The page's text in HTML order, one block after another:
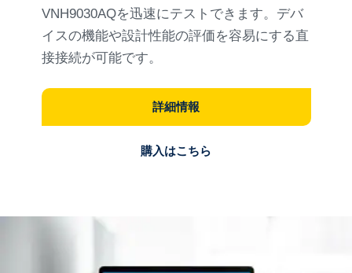
VNH9030AQを迅速にテストできます。デバ
イスの機能や設計性能の評価を容易にする直
接接続が可能です。
詳細情報
購入はこちら